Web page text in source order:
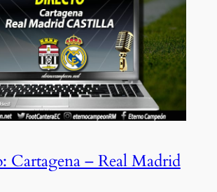
Cartagena – Real Madrid